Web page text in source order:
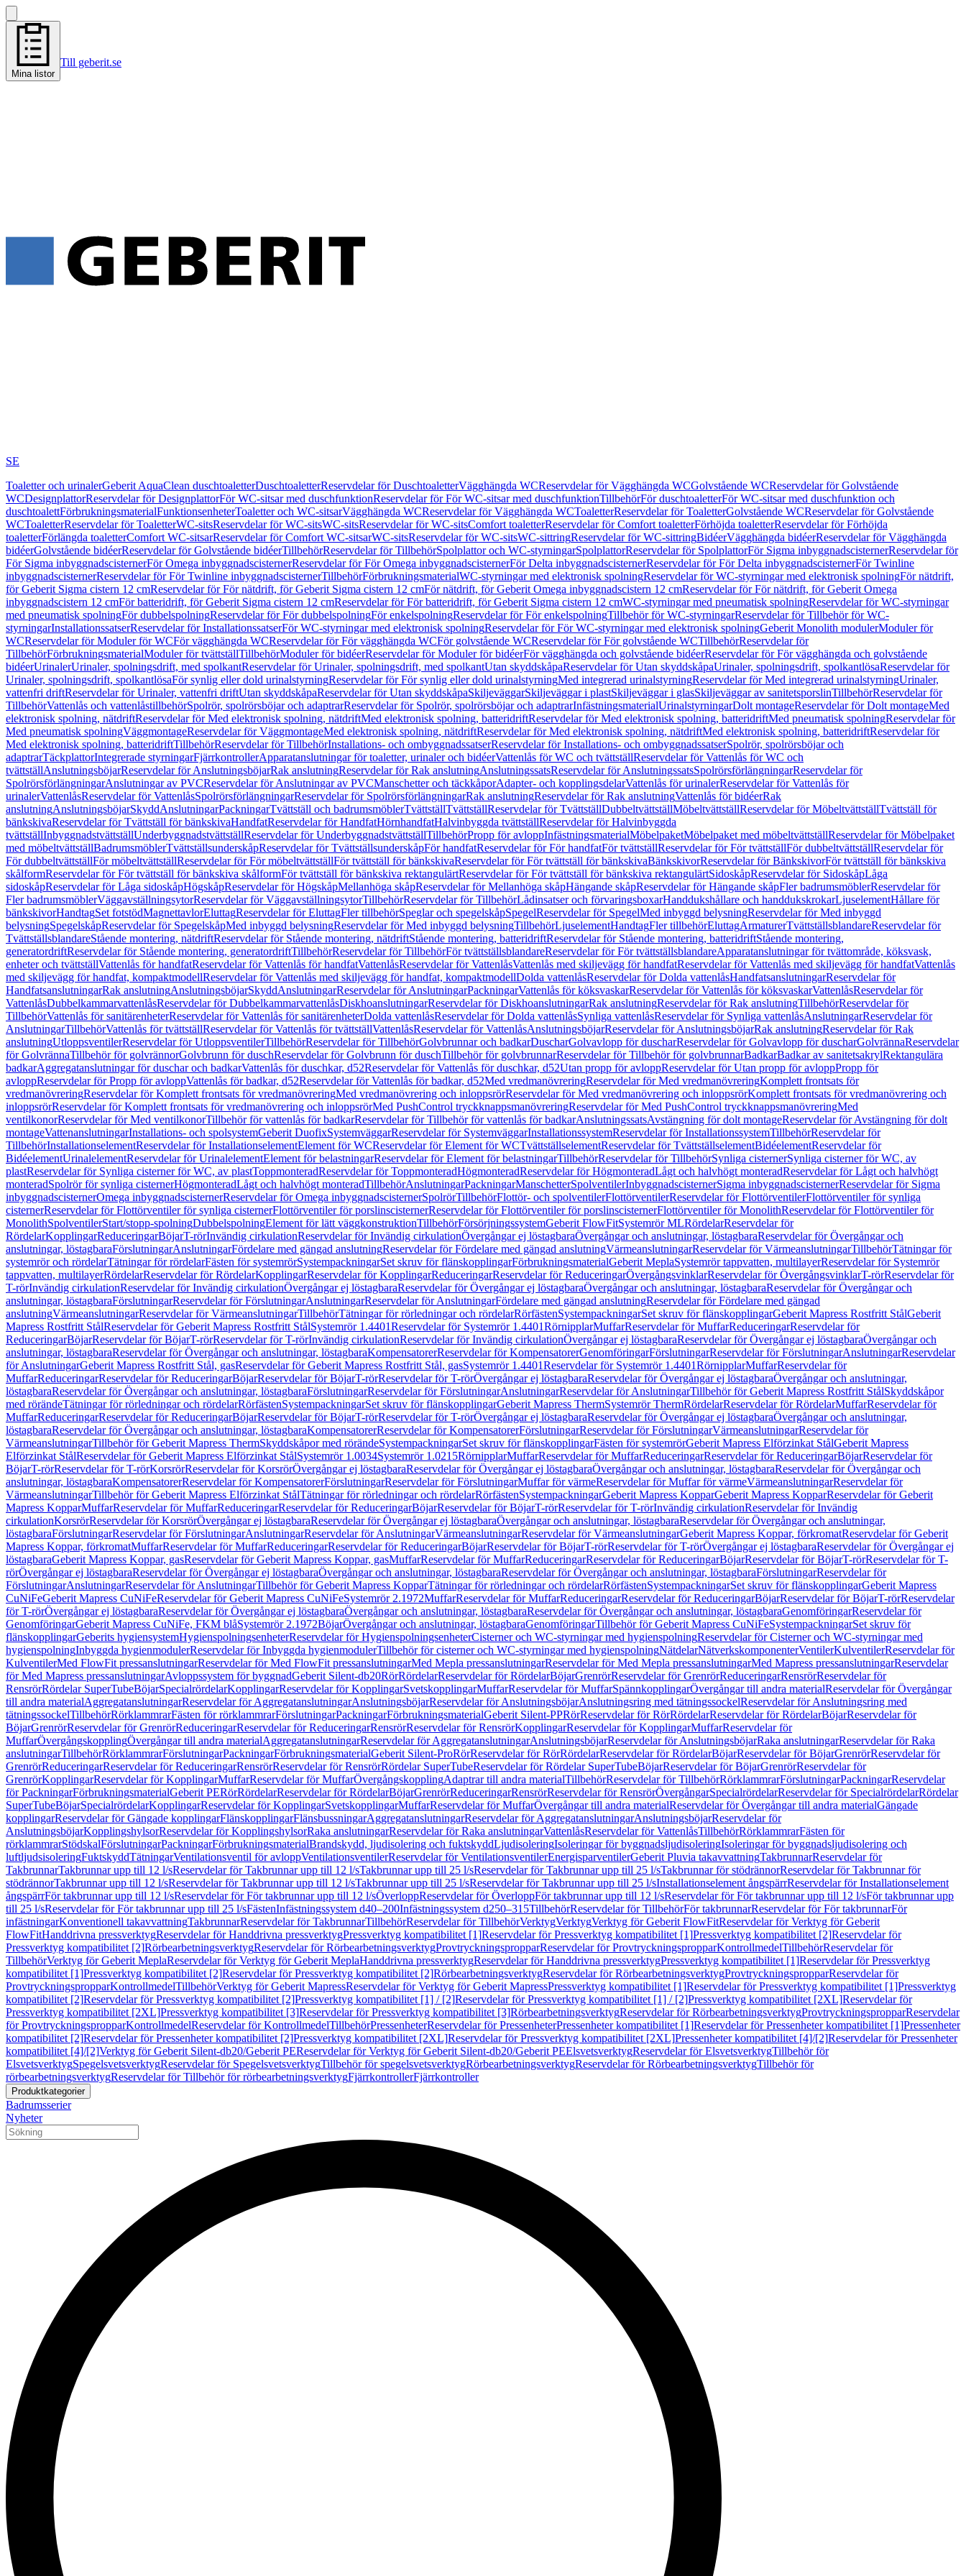
Mina listor
Till geberit.se
SE
Toaletter och urinalerGeberit AquaClean duschtoaletterDuschtoaletterReservdelar för DuschtoaletterVägghängda WCReservdelar för Vägghängda WCGolvstående WCReservdelar för Golvstående
WCDesignplattorReservdelar för DesignplattorFör WC-sitsar med duschfunktionReservdelar för För WC-sitsar med duschfunktionTillbehörFör duschtoaletterFör WC-sitsar med duschfunktion och
duschtoalettFörbrukningsmaterialFunktionsenheterToaletter och WC-sitsarVägghängda WCReservdelar för Vägghängda WCToaletterReservdelar för ToaletterGolvstående WCReservdelar för Golvstående
WCToaletterReservdelar för ToaletterWC-sitsReservdelar för WC-sitsWC-sitsReservdelar för WC-sitsComfort toaletterReservdelar för Comfort toaletterFörhöjda toaletterReservdelar för Förhöjda
toaletterFörlängda toaletterComfort WC-sitsarReservdelar för Comfort WC-sitsarWC-sitsReservdelar för WC-sitsWC-sittringReservdelar för WC-sittringBidéerVägghängda bidéerReservdelar för Vägghängda
bidéerGolvstående bidéerReservdelar för Golvstående bidéerTillbehörReservdelar för TillbehörSpolplattor och WC-styrningarSpolplattorReservdelar för SpolplattorFör Sigma inbyggnadscisternerReservdelar för
För Sigma inbyggnadscisternerFör Omega inbyggnadscisternerReservdelar för För Omega inbyggnadscisternerFör Delta inbyggnadscisternerReservdelar för För Delta inbyggnadscisternerFör Twinline
inbyggnadscisternerReservdelar för För Twinline inbyggnadscisternerTillbehörFörbrukningsmaterialWC-styrningar med elektronisk spolningReservdelar för WC-styrningar med elektronisk spolningFör nätdrift,
för Geberit Sigma cistern 12 cmReservdelar för För nätdrift, för Geberit Sigma cistern 12 cmFör nätdrift, för Geberit Omega inbyggnadscistern 12 cmReservdelar för För nätdrift, för Geberit Omega
inbyggnadscistern 12 cmFör batteridrift, för Geberit Sigma cistern 12 cmReservdelar för För batteridrift, för Geberit Sigma cistern 12 cmWC-styrningar med pneumatisk spolningReservdelar för WC-styrningar
med pneumatisk spolningFör dubbelspolningReservdelar för För dubbelspolningFör enkelspolningReservdelar för För enkelspolningTillbehör för WC-styrningarReservdelar för Tillbehör för WC-
styrningarInstallationssatserReservdelar för InstallationssatserFör WC-styrningar med elektronisk spolningReservdelar för För WC-styrningar med elektronisk spolningGeberit Monolith modulerModuler för
WCReservdelar för Moduler för WCFör vägghängda WCReservdelar för För vägghängda WCFör golvstående WCReservdelar för För golvstående WCTillbehörReservdelar för
TillbehörFörbrukningsmaterialModuler för tvättställTillbehörModuler för bidéerReservdelar för Moduler för bidéerFör vägghängda och golvstående bidéerReservdelar för För vägghängda och golvstående
bidéerUrinalerUrinaler, spolningsdrift, med spolkantReservdelar för Urinaler, spolningsdrift, med spolkantUtan skyddskåpaReservdelar för Utan skyddskåpaUrinaler, spolningsdrift, spolkantlösaReservdelar för
Urinaler, spolningsdrift, spolkantlösaFör synlig eller dold urinalstyrningReservdelar för För synlig eller dold urinalstyrningMed integrerad urinalstyrningReservdelar för Med integrerad urinalstyrningUrinaler,
vattenfri driftReservdelar för Urinaler, vattenfri driftUtan skyddskåpaReservdelar för Utan skyddskåpaSkiljeväggarSkiljeväggar i plastSkiljeväggar i glasSkiljeväggar av sanitetsporslinTillbehörReservdelar för
TillbehörVattenlås och vattenlåstillbehörSpolrör, spolrörsböjar och adaptrarReservdelar för Spolrör, spolrörsböjar och adaptrarInfästningsmaterialUrinalstyrningarDolt montageReservdelar för Dolt montageMed
elektronisk spolning, nätdriftReservdelar för Med elektronisk spolning, nätdriftMed elektronisk spolning, batteridriftReservdelar för Med elektronisk spolning, batteridriftMed pneumatisk spolningReservdelar för
Med pneumatisk spolningVäggmontageReservdelar för VäggmontageMed elektronisk spolning, nätdriftReservdelar för Med elektronisk spolning, nätdriftMed elektronisk spolning, batteridriftReservdelar för
Med elektronisk spolning, batteridriftTillbehörReservdelar för TillbehörInstallations- och ombyggnadssatserReservdelar för Installations- och ombyggnadssatserSpolrör, spolrörsböjar och
adaptrarTäckplattorIntegrerade styrningarFjärrkontrollerApparatanslutningar för toaletter, urinaler och bidéerVattenlås för WC och tvättställReservdelar för Vattenlås för WC och
tvättställAnslutningsböjarReservdelar för AnslutningsböjarRak anslutningReservdelar för Rak anslutningAnslutningssatsReservdelar för AnslutningssatsSpolrörsförlängningarReservdelar för
SpolrörsförlängningarAnslutningar av PVCReservdelar för Anslutningar av PVCManschetter och täckkåporAdapter- och kopplingsdelarVattenlås för urinalerReservdelar för Vattenlås för
urinalerVattenlåsReservdelar för VattenlåsSpolrörsförlängningarReservdelar för SpolrörsförlängningarRak anslutningReservdelar för Rak anslutningVattenlås för bidéerRak
anslutningAnslutningsböjarSkyddAnslutningarPackningarTvättställ och badrumsmöblerTvättställTvättställReservdelar för TvättställDubbeltvättställMöbeltvättställReservdelar för MöbeltvättställTvättställ för
bänkskivaReservdelar för Tvättställ för bänkskivaHandfatReservdelar för HandfatHörnhandfatHalvinbyggda tvättställReservdelar för Halvinbyggda
tvättställInbyggnadstvättställUnderbyggnadstvättställReservdelar för UnderbyggnadstvättställTillbehörPropp för avloppInfästningsmaterialMöbelpaketMöbelpaket med möbeltvättställReservdelar för Möbelpaket
med möbeltvättställBadrumsmöblerTvättställsunderskåpReservdelar för TvättställsunderskåpFör handfatReservdelar för För handfatFör tvättställReservdelar för För tvättställFör dubbeltvättställReservdelar för
För dubbeltvättställFör möbeltvättställReservdelar för För möbeltvättställFör tvättställ för bänkskivaReservdelar för För tvättställ för bänkskivaBänkskivorReservdelar för BänkskivorFör tvättställ för bänkskiva
skålformReservdelar för För tvättställ för bänkskiva skålformFör tvättställ för bänkskiva rektangulärtReservdelar för För tvättställ för bänkskiva rektangulärtSidoskåpReservdelar för SidoskåpLåga
sidoskåpReservdelar för Låga sidoskåpHögskåpReservdelar för HögskåpMellanhöga skåpReservdelar för Mellanhöga skåpHängande skåpReservdelar för Hängande skåpFler badrumsmöblerReservdelar för
Fler badrumsmöblerVäggavställningsytorReservdelar för VäggavställningsytorTillbehörReservdelar för TillbehörLådinsatser och förvaringsboxarHanddukshållare och handdukskrokarLjuselementHållare för
bänkskivorHandtagSet fotstödMagnettavlorEluttagReservdelar för EluttagFler tillbehörSpeglar och spegelskåpSpegelReservdelar för SpegelMed inbyggd belysningReservdelar för Med inbyggd
belysningSpegelskåpReservdelar för SpegelskåpMed inbyggd belysningReservdelar för Med inbyggd belysningTillbehörLjuselementHandtagFler tillbehörEluttagArmaturerTvättställsblandareReservdelar för
TvättställsblandareStående montering, nätdriftReservdelar för Stående montering, nätdriftStående montering, batteridriftReservdelar för Stående montering, batteridriftStående montering,
generatordriftReservdelar för Stående montering, generatordriftTillbehörReservdelar för TillbehörFör tvättställsblandareReservdelar för För tvättställsblandareApparatanslutningar för tvättområde, köksvask,
enheter och tvättställVattenlås för handfatReservdelar för Vattenlås för handfatVattenlåsReservdelar för VattenlåsVattenlås med skiljevägg för handfatReservdelar för Vattenlås med skiljevägg för handfatVattenlås
med skiljevägg för handfat, kompaktmodellReservdelar för Vattenlås med skiljevägg för handfat, kompaktmodellDolda vattenlåsReservdelar för Dolda vattenlåsHandfatsanslutningarReservdelar för
HandfatsanslutningarRak anslutningAnslutningsböjarSkyddAnslutningarReservdelar för AnslutningarPackningarVattenlås för köksvaskarReservdelar för Vattenlås för köksvaskarVattenlåsReservdelar för
VattenlåsDubbelkammarvattenlåsReservdelar för DubbelkammarvattenlåsDiskhoanslutningarReservdelar för DiskhoanslutningarRak anslutningReservdelar för Rak anslutningTillbehörReservdelar för
TillbehörVattenlås för sanitärenheterReservdelar för Vattenlås för sanitärenheterDolda vattenlåsReservdelar för Dolda vattenlåsSynliga vattenlåsReservdelar för Synliga vattenlåsAnslutningarReservdelar för
AnslutningarTillbehörVattenlås för tvättställReservdelar för Vattenlås för tvättställVattenlåsReservdelar för VattenlåsAnslutningsböjarReservdelar för AnslutningsböjarRak anslutningReservdelar för Rak
anslutningUtloppsventilerReservdelar för UtloppsventilerTillbehörReservdelar för TillbehörGolvbrunnar och badkarDuscharGolvavlopp för duscharReservdelar för Golvavlopp för duscharGolvrännaReservdelar
för GolvrännaTillbehör för golvrännorGolvbrunn för duschReservdelar för Golvbrunn för duschTillbehör för golvbrunnarReservdelar för Tillbehör för golvbrunnarBadkarBadkar av sanitetsakrylRektangulära
badkarAggregatanslutningar för duschar och badkarVattenlås för duschkar, d52Reservdelar för Vattenlås för duschkar, d52Utan propp för avloppReservdelar för Utan propp för avloppPropp för
avloppReservdelar för Propp för avloppVattenlås för badkar, d52Reservdelar för Vattenlås för badkar, d52Med vredmanövreringReservdelar för Med vredmanövreringKomplett frontsats för
vredmanövreringReservdelar för Komplett frontsats för vredmanövreringMed vredmanövrering och inloppsrörReservdelar för Med vredmanövrering och inloppsrörKomplett frontsats för vredmanövrering och
inloppsrörReservdelar för Komplett frontsats för vredmanövrering och inloppsrörMed PushControl tryckknappsmanövreringReservdelar för Med PushControl tryckknappsmanövreringMed
ventilkonorReservdelar för Med ventilkonorTillbehör för vattenlås för badkarReservdelar för Tillbehör för vattenlås för badkarAnslutningssatsAvstängning för dolt montageReservdelar för Avstängning för dolt
montageVattenanslutningarInstallations- och spolsystemGeberit DuofixSystemväggarReservdelar för SystemväggarInstallationssystemReservdelar för InstallationssystemTillbehörReservdelar för
TillbehörInstallationselementReservdelar för InstallationselementElement för WCReservdelar för Element för WCTvättställselementReservdelar för TvättställselementBidéelementReservdelar för
BidéelementUrinalelementReservdelar för UrinalelementElement för belastningarReservdelar för Element för belastningarTillbehörReservdelar för TillbehörSynliga cisternerSynliga cisterner för WC, av
plastReservdelar för Synliga cisterner för WC, av plastToppmonteradReservdelar för ToppmonteradHögmonteradReservdelar för HögmonteradLågt och halvhögt monteradReservdelar för Lågt och halvhögt
monteradSpolrör för synliga cisternerHögmonteradLågt och halvhögt monteradTillbehörAnslutningarPackningarManschetterSpolventilerInbyggnadscisternerSigma inbyggnadscisternerReservdelar för Sigma
inbyggnadscisternerOmega inbyggnadscisternerReservdelar för Omega inbyggnadscisternerSpolrörTillbehörFlottör- och spolventilerFlottörventilerReservdelar för FlottörventilerFlottörventiler för synliga
cisternerReservdelar för Flottörventiler för synliga cisternerFlottörventiler för porslinscisternerReservdelar för Flottörventiler för porslinscisternerFlottörventiler för MonolithReservdelar för Flottörventiler för
MonolithSpolventilerStart/stopp-spolningDubbelspolningElement för lätt väggkonstruktionTillbehörFörsörjningssystemGeberit FlowFitSystemrör MLRördelarReservdelar för
RördelarKopplingarReduceringarBöjarT-rörInvändig cirkulationReservdelar för Invändig cirkulationÖvergångar ej löstagbaraÖvergångar och anslutningar, löstagbaraReservdelar för Övergångar och
anslutningar, löstagbaraFörslutningarAnslutningarFördelare med gängad anslutningReservdelar för Fördelare med gängad anslutningVärmeanslutningarReservdelar för VärmeanslutningarTillbehörTätningar för
systemrör och rördelarTätningar för rördelarFästen för systemrörSystempackningarSet skruv för flänskopplingarFörbrukningsmaterialGeberit MeplaSystemrör tappvatten, multilayerReservdelar för Systemrör
tappvatten, multilayerRördelarReservdelar för RördelarKopplingarReservdelar för KopplingarReduceringarReservdelar för ReduceringarÖvergångsvinklarReservdelar för ÖvergångsvinklarT-rörReservdelar för
T-rörInvändig cirkulationReservdelar för Invändig cirkulationÖvergångar ej löstagbaraReservdelar för Övergångar ej löstagbaraÖvergångar och anslutningar, löstagbaraReservdelar för Övergångar och
anslutningar, löstagbaraFörslutningarReservdelar för FörslutningarAnslutningarReservdelar för AnslutningarFördelare med gängad anslutningReservdelar för Fördelare med gängad
anslutningVärmeanslutningarReservdelar för VärmeanslutningarTillbehörTätningar för rörledningar och rördelarRörfästenSystempackningarSet skruv för flänskopplingarGeberit Mapress Rostfritt StålGeberit
Mapress Rostfritt StålReservdelar för Geberit Mapress Rostfritt StålSystemrör 1.4401Reservdelar för Systemrör 1.4401RörnipplarMuffarReservdelar för MuffarReduceringarReservdelar för
ReduceringarBöjarReservdelar för BöjarT-rörReservdelar för T-rörInvändig cirkulationReservdelar för Invändig cirkulationÖvergångar ej löstagbaraReservdelar för Övergångar ej löstagbaraÖvergångar och
anslutningar, löstagbaraReservdelar för Övergångar och anslutningar, löstagbaraKompensatorerReservdelar för KompensatorerGenomföringarFörslutningarReservdelar för FörslutningarAnslutningarReservdelar
för AnslutningarGeberit Mapress Rostfritt Stål, gasReservdelar för Geberit Mapress Rostfritt Stål, gasSystemrör 1.4401Reservdelar för Systemrör 1.4401RörnipplarMuffarReservdelar för
MuffarReduceringarReservdelar för ReduceringarBöjarReservdelar för BöjarT-rörReservdelar för T-rörÖvergångar ej löstagbaraReservdelar för Övergångar ej löstagbaraÖvergångar och anslutningar,
löstagbaraReservdelar för Övergångar och anslutningar, löstagbaraFörslutningarReservdelar för FörslutningarAnslutningarReservdelar för AnslutningarTillbehör för Geberit Mapress Rostfritt StålSkyddskåpor
med rörändeTätningar för rörledningar och rördelarRörfästenSystempackningarSet skruv för flänskopplingarGeberit Mapress ThermSystemrör ThermRördelarReservdelar för RördelarMuffarReservdelar för
MuffarReduceringarReservdelar för ReduceringarBöjarReservdelar för BöjarT-rörReservdelar för T-rörÖvergångar ej löstagbaraReservdelar för Övergångar ej löstagbaraÖvergångar och anslutningar,
löstagbaraReservdelar för Övergångar och anslutningar, löstagbaraKompensatorerReservdelar för KompensatorerFörslutningarReservdelar för FörslutningarVärmeanslutningarReservdelar för
VärmeanslutningarTillbehör för Geberit Mapress ThermSkyddskåpor med rörändeSystempackningarSet skruv för flänskopplingarFästen för systemrörGeberit Mapress Elförzinkat StålGeberit Mapress
Elförzinkat StålReservdelar för Geberit Mapress Elförzinkat StålSystemrör 1.0034Systemrör 1.0215RörnipplarMuffarReservdelar för MuffarReduceringarReservdelar för ReduceringarBöjarReservdelar för
BöjarT-rörReservdelar för T-rörKorsrörReservdelar för KorsrörÖvergångar ej löstagbaraReservdelar för Övergångar ej löstagbaraÖvergångar och anslutningar, löstagbaraReservdelar för Övergångar och
anslutningar, löstagbaraKompensatorerReservdelar för KompensatorerFörslutningarReservdelar för FörslutningarMuffar för värmeReservdelar för Muffar för värmeVärmeanslutningarReservdelar för
VärmeanslutningarTillbehör för Geberit Mapress Elförzinkat StålTätningar för rörledningar och rördelarRörfästenSystempackningarGeberit Mapress KopparGeberit Mapress KopparReservdelar för Geberit
Mapress KopparMuffarReservdelar för MuffarReduceringarReservdelar för ReduceringarBöjarReservdelar för BöjarT-rörReservdelar för T-rörInvändig cirkulationReservdelar för Invändig
cirkulationKorsrörReservdelar för KorsrörÖvergångar ej löstagbaraReservdelar för Övergångar ej löstagbaraÖvergångar och anslutningar, löstagbaraReservdelar för Övergångar och anslutningar,
löstagbaraFörslutningarReservdelar för FörslutningarAnslutningarReservdelar för AnslutningarVärmeanslutningarReservdelar för VärmeanslutningarGeberit Mapress Koppar, förkromatReservdelar för Geberit
Mapress Koppar, förkromatMuffarReservdelar för MuffarReduceringarReservdelar för ReduceringarBöjarReservdelar för BöjarT-rörReservdelar för T-rörÖvergångar ej löstagbaraReservdelar för Övergångar ej
löstagbaraGeberit Mapress Koppar, gasReservdelar för Geberit Mapress Koppar, gasMuffarReservdelar för MuffarReduceringarReservdelar för ReduceringarBöjarReservdelar för BöjarT-rörReservdelar för T-
rörÖvergångar ej löstagbaraReservdelar för Övergångar ej löstagbaraÖvergångar och anslutningar, löstagbaraReservdelar för Övergångar och anslutningar, löstagbaraFörslutningarReservdelar för
FörslutningarAnslutningarReservdelar för AnslutningarTillbehör för Geberit Mapress KopparTätningar för rörledningar och rördelarRörfästenSystempackningarSet skruv för flänskopplingarGeberit Mapress
CuNiFeGeberit Mapress CuNiFeReservdelar för Geberit Mapress CuNiFeSystemrör 2.1972MuffarReservdelar för MuffarReduceringarReservdelar för ReduceringarBöjarReservdelar för BöjarT-rörReservdelar
för T-rörÖvergångar ej löstagbaraReservdelar för Övergångar ej löstagbaraÖvergångar och anslutningar, löstagbaraReservdelar för Övergångar och anslutningar, löstagbaraGenomföringarReservdelar för
GenomföringarGeberit Mapress CuNiFe, FKM blåSystemrör 2.1972BöjarÖvergångar och anslutningar, löstagbaraGenomföringarTillbehör för Geberit Mapress CuNiFeSystempackningarSet skruv för
flänskopplingarGeberits hygiensystemHygienspolningsenheterReservdelar för HygienspolningsenheterCisterner och WC-styrningar med hygienspolningReservdelar för Cisterner och WC-styrningar med
hygienspolningInbyggda hygienmodulerReservdelar för Inbyggda hygienmodulerTillbehör för cisterner och WC-styrningar med hygienspolningNätdelarNätverkskomponenterVentilerKulventilerReservdelar för
KulventilerMed FlowFit pressanslutningarReservdelar för Med FlowFit pressanslutningarMed Mepla pressanslutningarReservdelar för Med Mepla pressanslutningarMed Mapress pressanslutningarReservdelar
för Med Mapress pressanslutningarAvloppssystem för byggnadGeberit Silent-db20RörRördelarReservdelar för RördelarBöjarGrenrörReservdelar för GrenrörReduceringarRensrörReservdelar för
RensrörRördelar SuperTubeBöjarSpecialrördelarKopplingarReservdelar för KopplingarSvetskopplingarMuffarReservdelar för MuffarSpännkopplingarÖvergångar till andra materialReservdelar för Övergångar
till andra materialAggregatanslutningarReservdelar för AggregatanslutningarAnslutningsböjarReservdelar för AnslutningsböjarAnslutningsring med tätningssockelReservdelar för Anslutningsring med
tätningssockelTillbehörRörklammrarFästen för rörklammrarFörslutningarPackningarFörbrukningsmaterialGeberit Silent-PPRörReservdelar för RörRördelarReservdelar för RördelarBöjarReservdelar för
BöjarGrenrörReservdelar för GrenrörReduceringarReservdelar för ReduceringarRensrörReservdelar för RensrörKopplingarReservdelar för KopplingarMuffarReservdelar för
MuffarÖvergångskopplingÖvergångar till andra materialAggregatanslutningarReservdelar för AggregatanslutningarAnslutningsböjarReservdelar för AnslutningsböjarRaka anslutningarReservdelar för Raka
anslutningarTillbehörRörklammrarFörslutningarPackningarFörbrukningsmaterialGeberit Silent-ProRörReservdelar för RörRördelarReservdelar för RördelarBöjarReservdelar för BöjarGrenrörReservdelar för
GrenrörReduceringarReservdelar för ReduceringarRensrörReservdelar för RensrörRördelar SuperTubeReservdelar för Rördelar SuperTubeBöjarReservdelar för BöjarGrenrörReservdelar för
GrenrörKopplingarReservdelar för KopplingarMuffarReservdelar för MuffarÖvergångskopplingAdaptrar till andra materialTillbehörReservdelar för TillbehörRörklammrarFörslutningarPackningarReservdelar
för PackningarFörbrukningsmaterialGeberit PERörRördelarReservdelar för RördelarBöjarGrenrörReduceringarRensrörReservdelar för RensrörÖvergångarSpecialrördelarReservdelar för SpecialrördelarRördelar
SuperTubeBöjarSpecialrördelarKopplingarReservdelar för KopplingarSvetskopplingarMuffarReservdelar för MuffarÖvergångar till andra materialReservdelar för Övergångar till andra materialGängade
kopplingarReservdelar för Gängade kopplingarFlänskopplingarFlänsbussningarAggregatanslutningarReservdelar för AggregatanslutningarAnslutningsböjarReservdelar för
AnslutningsböjarKopplingshylsorReservdelar för KopplingshylsorRaka anslutningarReservdelar för Raka anslutningarVattenlåsReservdelar för VattenlåsTillbehörRörklammrarFästen för
rörklammrarStödskalFörslutningarPackningarFörbrukningsmaterialBrandskydd, ljudisolering och fuktskyddLjudisoleringIsoleringar för byggnadsljudisoleringIsoleringar för byggnadsljudisolering och
luftljudsisoleringFuktskyddTätningarVentilationsventil för avloppVentilationsventilerReservdelar för VentilationsventilerEnergisparventilerGeberit Pluvia takavvattningTakbrunnarReservdelar för
TakbrunnarTakbrunnar upp till 12 l/sReservdelar för Takbrunnar upp till 12 l/sTakbrunnar upp till 25 l/sReservdelar för Takbrunnar upp till 25 l/sTakbrunnar för stödrännorReservdelar för Takbrunnar för
stödrännorTakbrunnar upp till 12 l/sReservdelar för Takbrunnar upp till 12 l/sTakbrunnar upp till 25 l/sReservdelar för Takbrunnar upp till 25 l/sInstallationselement ångspärrReservdelar för Installationselement
ångspärrFör takbrunnar upp till 12 l/sReservdelar för För takbrunnar upp till 12 l/sÖverloppReservdelar för ÖverloppFör takbrunnar upp till 12 l/sReservdelar för För takbrunnar upp till 12 l/sFör takbrunnar upp
till 25 l/sReservdelar för För takbrunnar upp till 25 l/sFästenInfästningssystem d40–200Infästningssystem d250–315TillbehörReservdelar för TillbehörFör takbrunnarReservdelar för För takbrunnarFör
infästningarKonventionell takavvattningTakbrunnarReservdelar för TakbrunnarTillbehörReservdelar för TillbehörVerktygVerktygVerktyg för Geberit FlowFitReservdelar för Verktyg för Geberit
FlowFitHanddrivna pressverktygReservdelar för Handdrivna pressverktygPressverktyg kompatibilitet [1]Reservdelar för Pressverktyg kompatibilitet [1]Pressverktyg kompatibilitet [2]Reservdelar för
Pressverktyg kompatibilitet [2]RörbearbetningsverktygReservdelar för RörbearbetningsverktygProvtryckningspropparReservdelar för ProvtryckningspropparKontrollmedelTillbehörReservdelar för
TillbehörVerktyg för Geberit MeplaReservdelar för Verktyg för Geberit MeplaHanddrivna pressverktygReservdelar för Handdrivna pressverktygPressverktyg kompatibilitet [1]Reservdelar för Pressverktyg
kompatibilitet [1]Pressverktyg kompatibilitet [2]Reservdelar för Pressverktyg kompatibilitet [2]RörbearbetningsverktygReservdelar för RörbearbetningsverktygProvtryckningspropparReservdelar för
ProvtryckningspropparKontrollmedelTillbehörVerktyg för Geberit MapressReservdelar för Verktyg för Geberit MapressPressverktyg kompatibilitet [1]Reservdelar för Pressverktyg kompatibilitet [1]Pressverktyg
kompatibilitet [2]Reservdelar för Pressverktyg kompatibilitet [2]Pressverktyg kompatibilitet [1] / [2]Reservdelar för Pressverktyg kompatibilitet [1] / [2]Pressverktyg kompatibilitet [2XL]Reservdelar för
Pressverktyg kompatibilitet [2XL]Pressverktyg kompatibilitet [3]Reservdelar för Pressverktyg kompatibilitet [3]RörbearbetningsverktygReservdelar för RörbearbetningsverktygProvtryckningspropparReservdelar
för ProvtryckningspropparKontrollmedelReservdelar för KontrollmedelTillbehörPressenheterReservdelar för PressenheterPressenheter kompatibilitet [1]Reservdelar för Pressenheter kompatibilitet [1]Pressenheter
kompatibilitet [2]Reservdelar för Pressenheter kompatibilitet [2]Pressverktyg kompatibilitet [2XL]Reservdelar för Pressverktyg kompatibilitet [2XL]Pressenheter kompatibilitet [4]/[2]Reservdelar för Pressenheter
kompatibilitet [4]/[2]Verktyg för Geberit Silent-db20/Geberit PEReservdelar för Verktyg för Geberit Silent-db20/Geberit PEElsvetsverktygReservdelar för ElsvetsverktygTillbehör för
ElsvetsverktygSpegelsvetsverktygReservdelar för SpegelsvetsverktygTillbehör för spegelsvetsverktygRörbearbetningsverktygReservdelar för RörbearbetningsverktygTillbehör för
rörbearbetningsverktygReservdelar för Tillbehör för rörbearbetningsverktygFjärrkontrollerFjärrkontroller
Produktkategorier
Badrumsserier
Nyheter